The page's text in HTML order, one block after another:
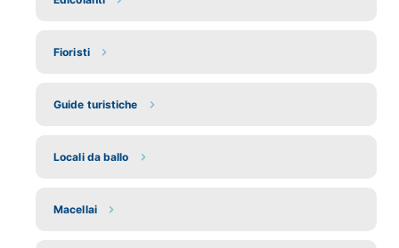
Fioristi
Guide turistiche
Locali da ballo
Macellai